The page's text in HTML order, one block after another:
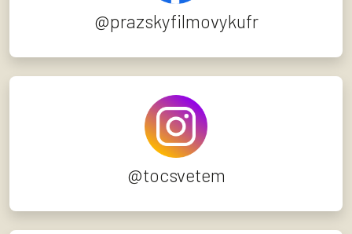
@prazskyfilmovykufr
@tocsvetem